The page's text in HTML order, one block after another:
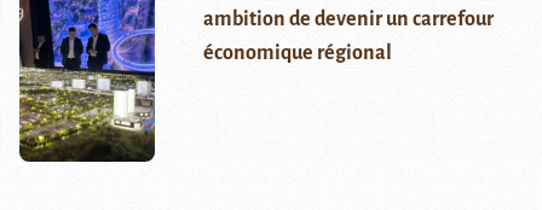
ambition de devenir un carrefour
économique régional